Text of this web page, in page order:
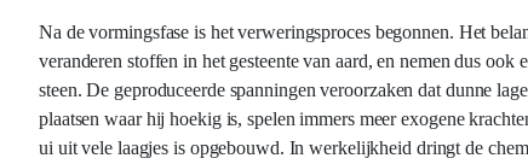
Na de vormingsfase is het verweringsproces begonnen. Het
veranderen stoffen in het gesteente van aard, en nemen dus
steen. De geproduceerde spanningen veroorzaken dat dunne
plaatsen waar hij hoekig is, spelen immers meer exogene
ui uit vele laagjes is opgebouwd. In werkelijkheid dringt de